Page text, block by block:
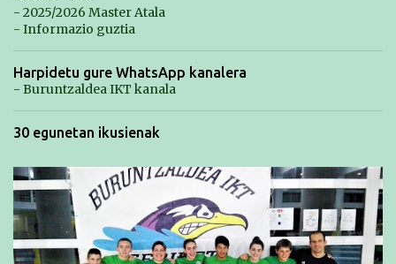
- 2025/2026 Master Atala
- Informazio guztia
Harpidetu gure WhatsApp kanalera
- Buruntzaldea IKT kanala
30 egunetan ikusienak